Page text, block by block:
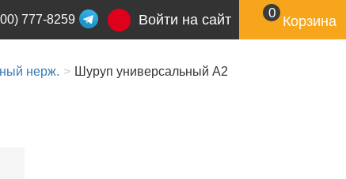
777-8259 Войти на сайт 0
Корзина
нерж. Шуруп универсальный А2